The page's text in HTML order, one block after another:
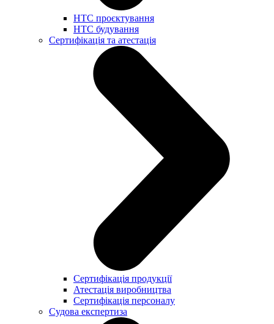
НТС проєктування
НТС будування
Сертифікація та атестація
Сертифікація продукції
Атестація виробництва
Сертифікація персоналу
Судова експертиза